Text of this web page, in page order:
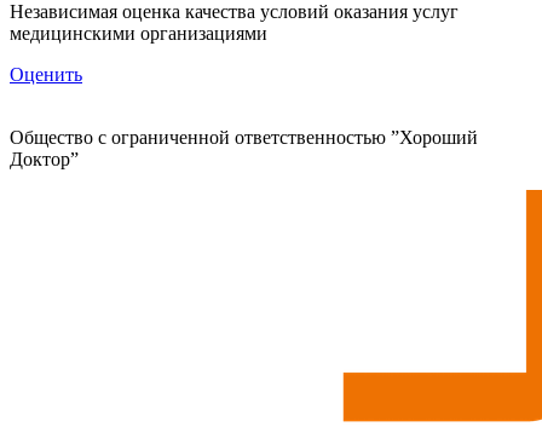
Независимая оценка качества условий оказания услуг
медицинскими организациями
Оценить
Общество с ограниченной ответственностью ”Хороший
Доктор”